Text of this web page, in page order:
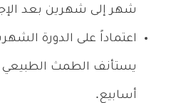
شهر إلى شهرين بعد
اعتماداً على الدورة
أسابيع.